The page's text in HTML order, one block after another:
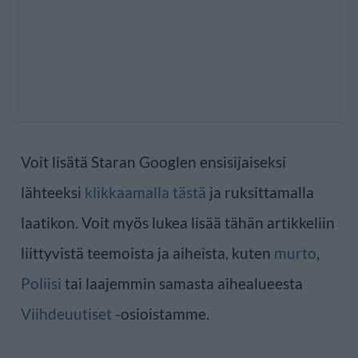
Voit lisätä Staran Googlen ensisijaiseksi
lähteeksi klikkaamalla tästä ja ruksittamalla
laatikon. Voit myös lukea lisää tähän artikkeliin
liittyvistä teemoista ja aiheista, kuten murto,
Poliisi tai laajemmin samasta aihealueesta
Viihdeuutiset -osioistamme.